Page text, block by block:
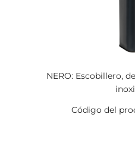
NERO: Escobillero,
Código del